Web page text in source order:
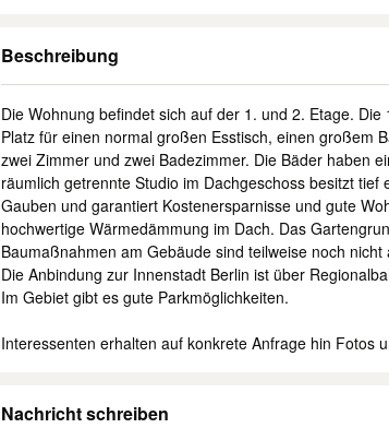
Beschreibung
Die Wohnung befindet sich auf der 1. und 2. Etage.
Platz für einen normal großen Esstisch, einen großem
zwei Zimmer und zwei Badezimmer. Die Bäder haben
räumlich getrennte Studio im Dachgeschoss besitzt
Gauben und garantiert Kostenersparnisse und gute
hochwertige Wärmedämmung im Dach. Das
Baumaßnahmen am Gebäude sind teilweise noch nicht
Die Anbindung zur Innenstadt Berlin ist über
Im Gebiet gibt es gute Parkmöglichkeiten.
Interessenten erhalten auf konkrete Anfrage hin Fotos
Nachricht schreiben